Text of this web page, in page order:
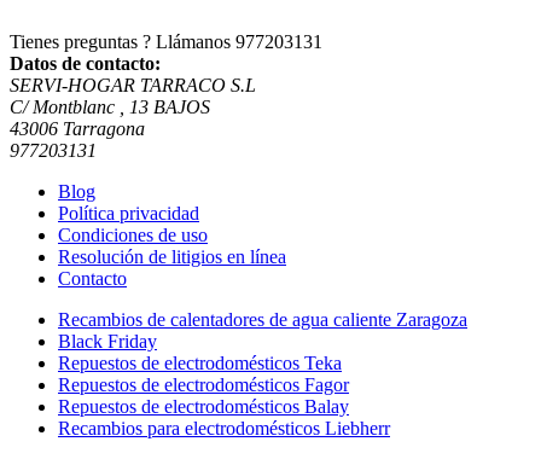
Tienes preguntas ? Llámanos 977203131
Datos de contacto:
SERVI-HOGAR TARRACO S.L
C/ Montblanc , 13 BAJOS
43006 Tarragona
977203131
Blog
Política privacidad
Condiciones de uso
Resolución de litigios en línea
Contacto
Recambios de calentadores de agua caliente Zaragoza
Black Friday
Repuestos de electrodomésticos Teka
Repuestos de electrodomésticos Fagor
Repuestos de electrodomésticos Balay
Recambios para electrodomésticos Liebherr